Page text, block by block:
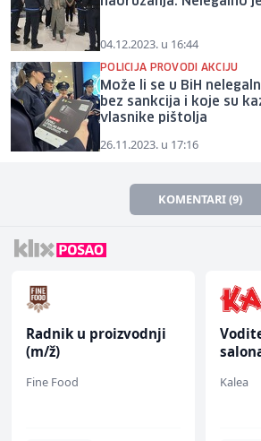
04.12.2023. u 16:44
POLICIJA PROVODI AKCIJU
Može li se u BiH
bez sankcija i koje su
vlasnike pištolja
26.11.2023. u 17:16
KOMENTARI (9)
Radnik u proizvodnji
(m/ž)
Fine Food Kalea